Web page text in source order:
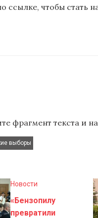
ссылке, чтобы стать
фрагмент текста и
выборы
Новости
«Бензопилу
превратили